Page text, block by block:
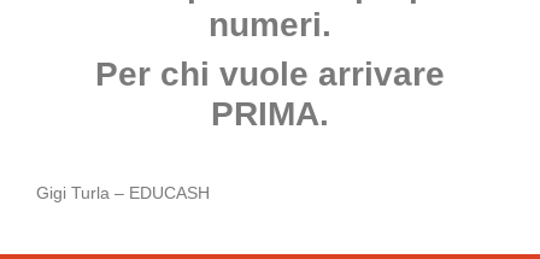
numeri.
Per chi vuole arrivare
PRIMA.
Gigi Turla – EDUCASH